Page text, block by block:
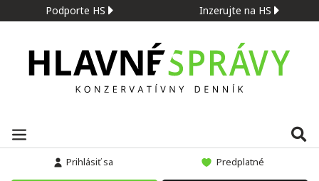
Podporte HS Inzerujte na HS
Prihlásiť sa Predplatné